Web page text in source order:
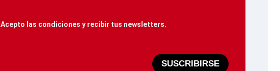
Acepto las condiciones y recibir tus newsletters.
SUSCRIBIRSE